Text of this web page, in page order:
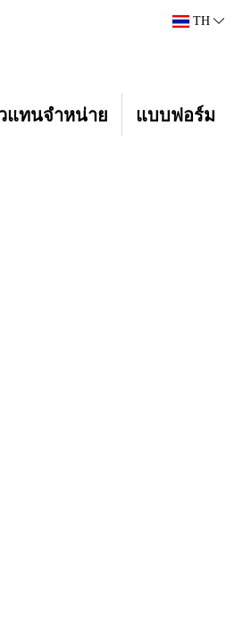
TH
แทนจำหน่าย แบบฟอร์ม